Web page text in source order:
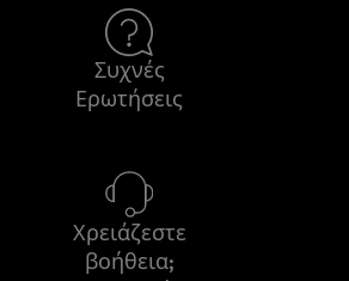
Συχνές
Ερωτήσεις
Χρειάζεστε
βοήθεια;